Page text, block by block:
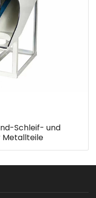
Schleif- und
Metallteile